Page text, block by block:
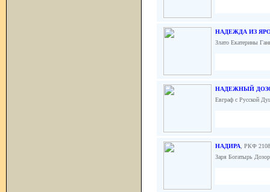
НАДЕЖДА ИЗ
Злато Екатерины
НАДЕЖНЫЙ
Евграф с Русской
НАДИРА , РКФ
Заря Богатырь